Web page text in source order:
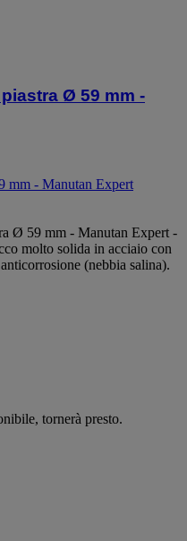
Ø 59 mm -
mm - Manutan Expert
Ø 59 mm - Manutan Expert -
molto solida in acciaio con
(nebbia salina).
tornerà presto.